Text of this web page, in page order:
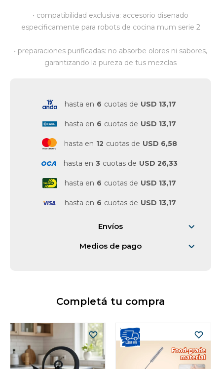
• compatibilidad exclusiva: accesorio disenado
especificamente para robots de cocina mum serie 2
• preparaciones purificadas: no absorbe olores ni sabores,
garantizando la pureza de tus mezclas
hasta en 6 cuotas de USD 13,17
hasta en 6 cuotas de USD 13,17
hasta en 12 cuotas de USD 6,58
hasta en 3 cuotas de USD 26,33
hasta en 6 cuotas de USD 13,17
hasta en 6 cuotas de USD 13,17
Envíos
Medios de pago
Completá tu compra
Vestimenta y calzado